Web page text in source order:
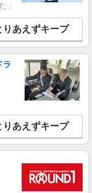
ま市岩槻区・久喜市・
りあえずキープ
ラ
りあえずキープ